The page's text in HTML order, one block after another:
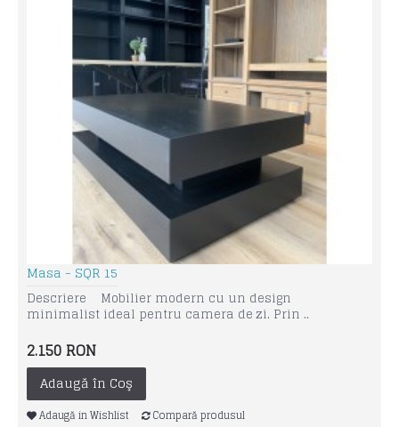
Masa - SQR 15
Descriere Mobilier modern cu un design
minimalist ideal pentru camera de zi. Prin ..
2.150 RON
Adaugă în Coş
Adaugă in Wishlist Compară produsul